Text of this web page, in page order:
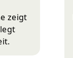
zeigt